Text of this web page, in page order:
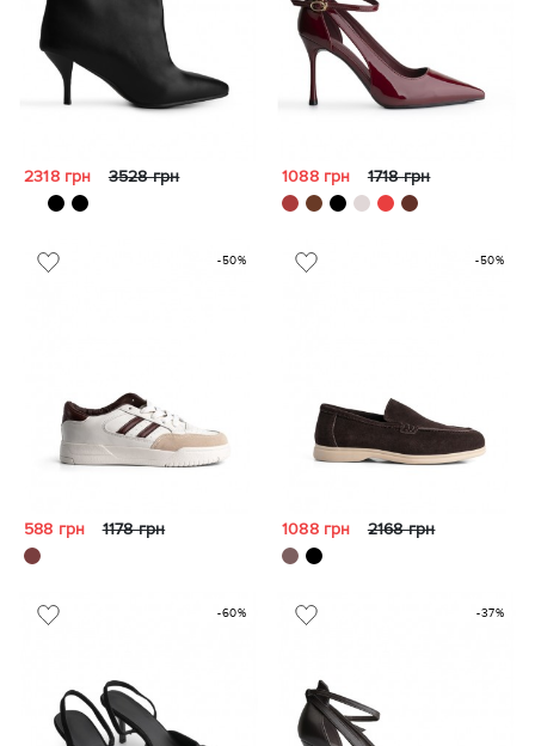
2318 грн 3528 грн 1088 грн 1718 грн
-50%
588 грн 1178 грн
-50%
1088 грн 2168 грн
-60% -37%